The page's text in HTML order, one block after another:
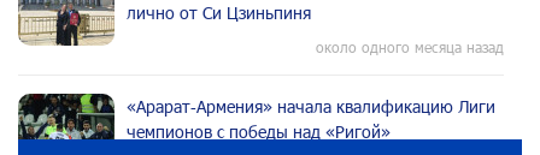
лично от Си Цзиньпиня
около одного месяца назад
«Арарат‑Армения» начала квалификацию Лиги
чемпионов с победы над «Ригой»